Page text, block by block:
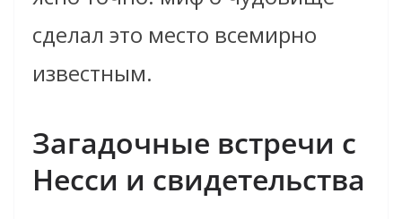
сделал это место всемирно
известным.
Загадочные встречи с
Несси и свидетельства